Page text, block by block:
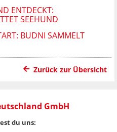
ENTDECKT:
SEEHUND
BUDNI SAMMELT
Zurück zur Übersicht
GmbH
du uns: